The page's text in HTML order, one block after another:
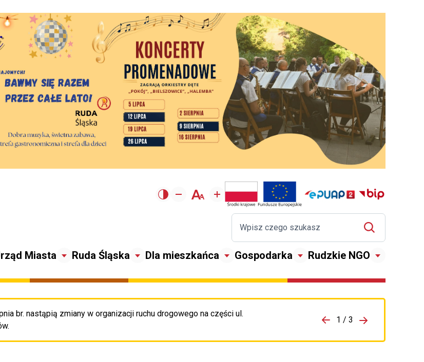
Miasta Ruda Śląska Dla mieszkańca Gospodarka Rudzkie NGO
br. nastąpią zmiany w organizacji ruchu drogowego na części ul.Przejdź do porzpedniego komunikatu 1 / 3
Przejdź do